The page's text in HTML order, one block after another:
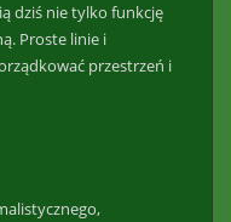
dziś nie tylko funkcję
Proste linie i
przestrzeń i